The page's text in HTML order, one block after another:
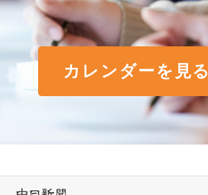
カレンダーを見る